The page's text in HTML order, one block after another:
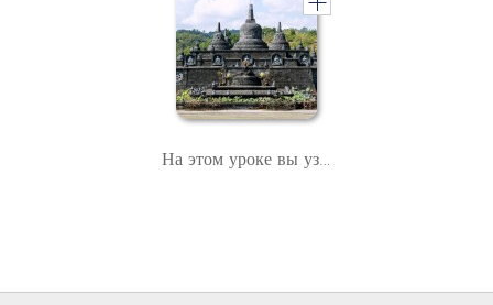
На этом уроке вы узнаете общую информацию о Бали. Индонезийский остров является идеальным местом для отдыха. Пляжи мечты и исторические храмы ждут вас.